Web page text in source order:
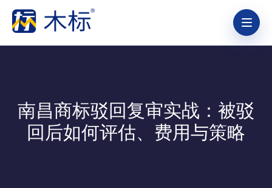
南昌商标驳回复审实战：被驳
回后如何评估、费用与策略